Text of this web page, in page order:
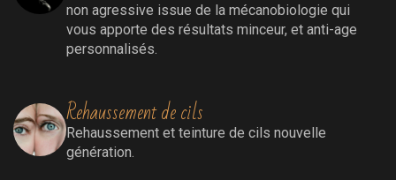
non agressive issue de la mécanobiologie qui
vous apporte des résultats minceur, et anti-age
personnalisés.
Rehaussement de cils
Rehaussement et teinture de cils nouvelle
génération.